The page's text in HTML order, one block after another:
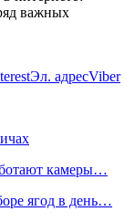
важных
Эл. адресViber
камеры…
ягод в день…